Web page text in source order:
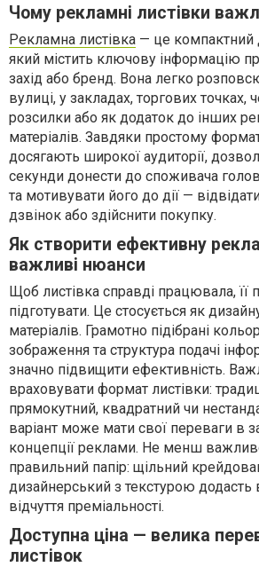
Чому рекламні листівки
Рекламна листівка — це компактний
який містить ключову інформацію
захід або бренд. Вона легко
вулиці, у закладах, торгових точках,
розсилки або як додаток до інших
матеріалів. Завдяки простому
досягають широкої аудиторії,
секунди донести до споживача
та мотивувати його до дії —
дзвінок або здійснити покупку.
Як створити ефективну
важливі нюанси
Щоб листівка справді працювала, її
підготувати. Це стосується як
матеріалів. Грамотно підібрані
зображення та структура подачі
значно підвищити ефективність.
враховувати формат листівки:
прямокутний, квадратний чи
варіант може мати свої переваги в
концепції реклами. Не менш
правильний папір: щільний
дизайнерський з текстурою
відчуття преміальності.
Доступна ціна — велика
листівок